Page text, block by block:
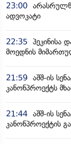
23:00
ადვოკატი
22:35 პეკინისა
მოედნის
21:59 აშშ-ის
კანონპროექტს
21:44 აშშ-ის
კანონპროექტის